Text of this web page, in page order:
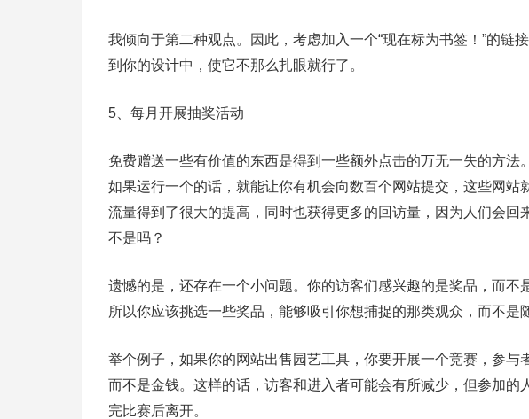
我倾向于第二种观点。因此，考虑加入一个“现在标为书签！”的链
到你的设计中，使它不那么扎眼就行了。
5、每月开展抽奖活动
免费赠送一些有价值的东西是得到一些额外点击的万无一失的方法
如果运行一个的话，就能让你有机会向数百个网站提交，这些网站
流量得到了很大的提高，同时也获得更多的回访量，因为人们会回
不是吗？
遗憾的是，还存在一个小问题。你的访客们感兴趣的是奖品，而不
所以你应该挑选一些奖品，能够吸引你想捕捉的那类观众，而不是
举个例子，如果你的网站出售园艺工具，你要开展一个竞赛，参与
而不是金钱。这样的话，访客和进入者可能会有所减少，但参加的
完比赛后离开。